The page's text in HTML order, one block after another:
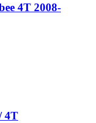
4T 2008-
4T